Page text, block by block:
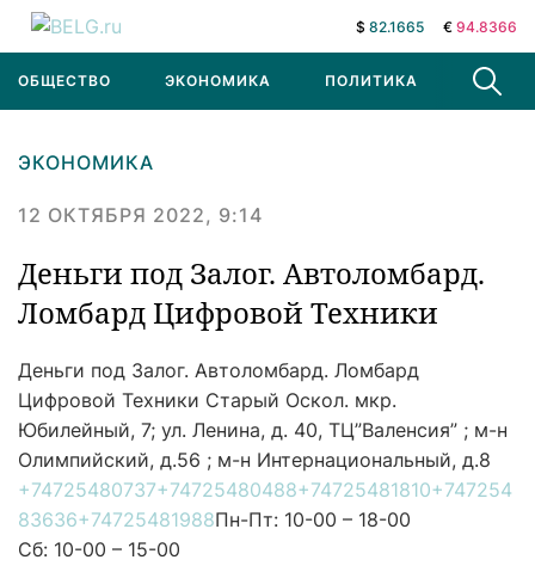
$ 82.1665 € 94.8366
ОБЩЕСТВО ЭКОНОМИКА ПОЛИТИКА В МИРЕ
ЭКОНОМИКА
12 ОКТЯБРЯ 2022, 9:14
Деньги под Залог. Автоломбард.
Ломбард Цифровой Техники
Деньги под Залог. Автоломбард. Ломбард
Цифровой Техники Старый Оскол. мкр.
Юбилейный, 7; ул. Ленина, д. 40, ТЦ”Валенсия” ; м-н
Олимпийский, д.56 ; м-н Интернациональный, д.8
+74725480737+74725480488+74725481810+747254
83636+74725481988Пн-Пт: 10-00 – 18-00
Сб: 10-00 – 15-00